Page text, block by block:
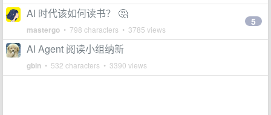
AI 时代该如何读书？ 🤔
mastergo • 798 characters • 3785 views
5
AI Agent 阅读小组纳新
gbin • 532 characters • 3390 views